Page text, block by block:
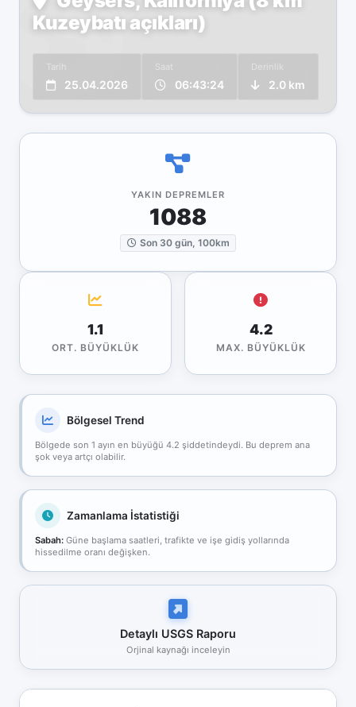
Kuzeybatı açıkları)
Tarih
25.04.2026
Saat
06:43:24
Derinlik
2.0 km
YAKIN DEPREMLER
1088
Son 30 gün, 100km
1.1
ORT. BÜYÜKLÜK
4.2
MAX. BÜYÜKLÜK
Bölgesel Trend
Bölgede son 1 ayın en büyüğü 4.2 şiddetindeydi. Bu deprem ana
şok veya artçı olabilir.
Zamanlama İstatistiği
Sabah: Güne başlama saatleri, trafikte ve işe gidiş yollarında
hissedilme oranı değişken.
Detaylı USGS Raporu
Orjinal kaynağı inceleyin